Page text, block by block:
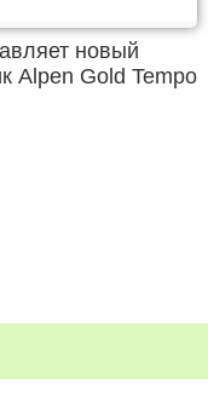
новый
Alpen Gold Tempo